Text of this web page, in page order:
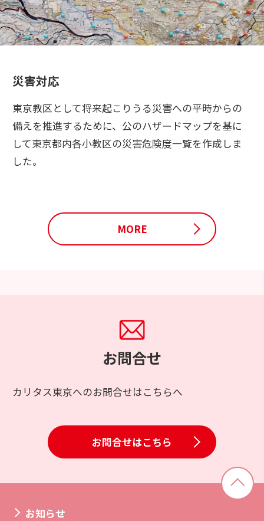
災害対応
東京教区として将来起こりうる災害への平時からの
備えを推進するために、公のハザードマップを基に
して東京都内各小教区の災害危険度一覧を作成しま
した。
MORE
お問合せ
カリタス東京へのお問合せはこちらへ
お問合せはこちら
お知らせ